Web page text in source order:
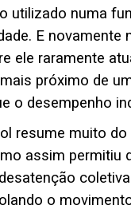
utilizado numa
E novamente
ele raramente
próximo de
o desempenho
resume muito
assim permitiu
o